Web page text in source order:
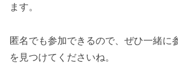
ます。
匿名でも参加できるので、ぜひ一緒に
を見つけてくださいね。